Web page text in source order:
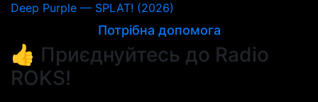
Deep Purple — SPLAT! (2026)
Потрібна допомога
👍 Приєднуйтесь до Radio
ROKS!